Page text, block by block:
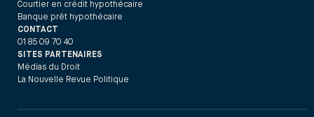
Courtier en crédit hypothécaire
Banque prêt hypothécaire
CONTACT
01 85 09 70 40
SITES PARTENAIRES
Médias du Droit
La Nouvelle Revue Politique